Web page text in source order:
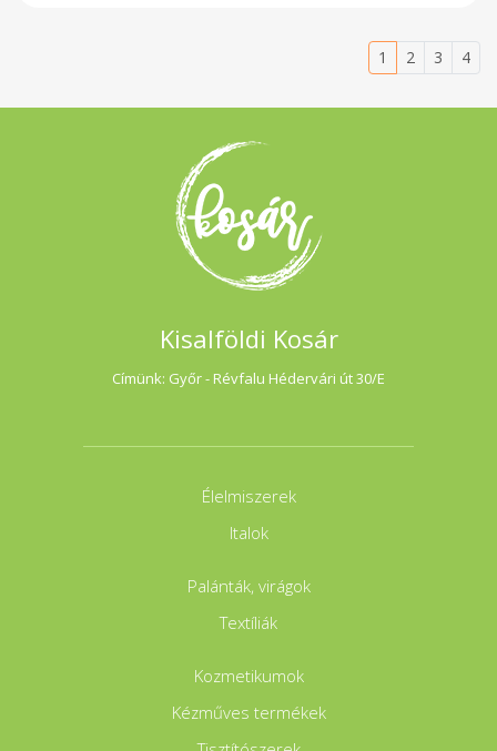
1 2 3 4
Kisalföldi Kosár
Címünk: Győr - Révfalu Hédervári út 30/E
Élelmiszerek
Italok
Palánták, virágok
Textíliák
Kozmetikumok
Kézműves termékek